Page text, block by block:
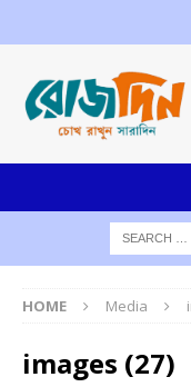
HOME Media
images (27)